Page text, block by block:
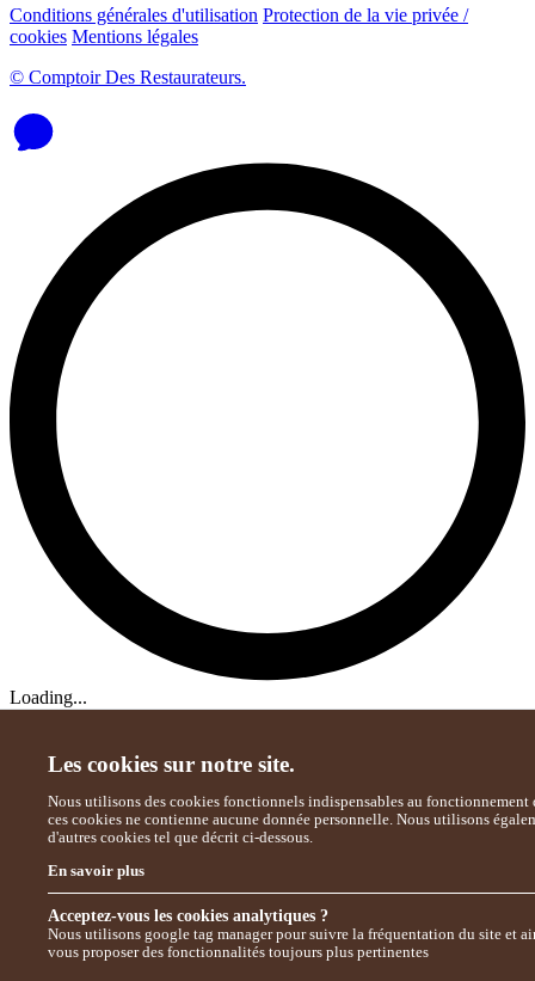
Les cookies sur notre site.
Nous utilisons des cookies fonctionnels indispensables au fonctionnement
ces cookies ne contienne aucune donnée personnelle. Nous utilisons
d'autres cookies tel que décrit ci-dessous.
En savoir plus
Acceptez-vous les cookies analytiques ?
Nous utilisons google tag manager pour suivre la fréquentation du site et
vous proposer des fonctionnalités toujours plus pertinentes
Conditions générales d'utilisation Protection de la vie privée /
cookies Mentions légales
© Comptoir Des Restaurateurs.
Loading...